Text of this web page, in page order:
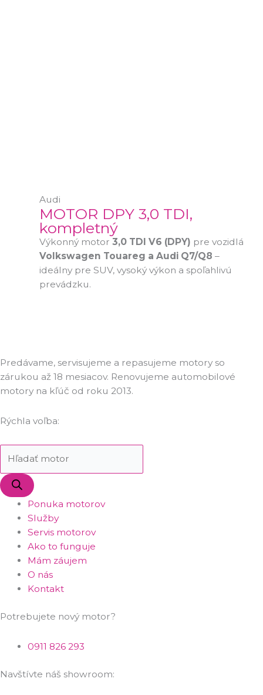
Audi
MOTOR DPY 3,0 TDI,
kompletný
Výkonný motor 3,0 TDI V6 (DPY) pre vozidlá
Volkswagen Touareg a Audi Q7/Q8 –
ideálny pre SUV, vysoký výkon a spoľahlivú
prevádzku.
Predávame, servisujeme a repasujeme motory so
zárukou až 18 mesiacov. Renovujeme automobilové
motory na kľúč od roku 2013.
Rýchla voľba:
Ponuka motorov
Služby
Servis motorov
Ako to funguje
Mám záujem
O nás
Kontakt
Potrebujete nový motor?
0911 826 293
Navštívte náš showroom: